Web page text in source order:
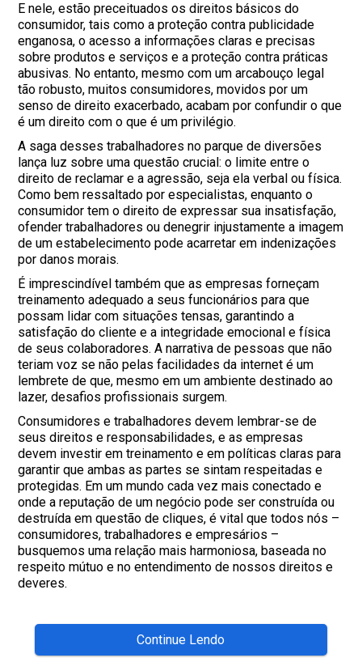
E nele, estão preceituados os direitos básicos do
consumidor, tais como a proteção contra publicidade
enganosa, o acesso a informações claras e precisas
sobre produtos e serviços e a proteção contra práticas
abusivas. No entanto, mesmo com um arcabouço legal
tão robusto, muitos consumidores, movidos por um
senso de direito exacerbado, acabam por confundir o que
é um direito com o que é um privilégio.
A saga desses trabalhadores no parque de diversões
lança luz sobre uma questão crucial: o limite entre o
direito de reclamar e a agressão, seja ela verbal ou física.
Como bem ressaltado por especialistas, enquanto o
consumidor tem o direito de expressar sua insatisfação,
ofender trabalhadores ou denegrir injustamente a imagem
de um estabelecimento pode acarretar em indenizações
por danos morais.
É imprescindível também que as empresas forneçam
treinamento adequado a seus funcionários para que
possam lidar com situações tensas, garantindo a
satisfação do cliente e a integridade emocional e física
de seus colaboradores. A narrativa de pessoas que não
teriam voz se não pelas facilidades da internet é um
lembrete de que, mesmo em um ambiente destinado ao
lazer, desafios profissionais surgem.
Consumidores e trabalhadores devem lembrar-se de
seus direitos e responsabilidades, e as empresas
devem investir em treinamento e em políticas claras para
garantir que ambas as partes se sintam respeitadas e
protegidas. Em um mundo cada vez mais conectado e
onde a reputação de um negócio pode ser construída ou
destruída em questão de cliques, é vital que todos nós –
consumidores, trabalhadores e empresários –
busquemos uma relação mais harmoniosa, baseada no
respeito mútuo e no entendimento de nossos direitos e
deveres.
Continue Lendo